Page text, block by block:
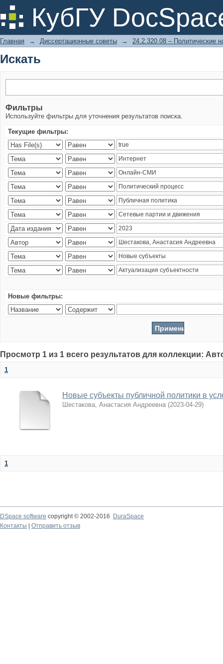
КубГУ
Искать
Главная → Диссертационные советы → 24.2.320.08 – Политические
Искать
Фильтры
Используйте фильтры для уточнения результатов поиска.
Текущие фильтры:
Новые фильтры:
Просмотр 1 из 1 всего результатов для коллекции:
1
Новые субъекты публичной политики в
Шестакова, Анастасия Андреевна (2023-04-29)
1
DSpace software copyright © 2002-2016
DuraSpace
Контакты
Отправить отзыв